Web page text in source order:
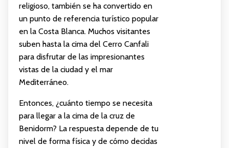
religioso, también se ha convertido en
un punto de referencia turístico popular
en la Costa Blanca. Muchos visitantes
suben hasta la cima del Cerro Canfali
para disfrutar de las impresionantes
vistas de la ciudad y el mar
Mediterráneo.
Entonces, ¿cuánto tiempo se necesita
para llegar a la cima de la cruz de
Benidorm? La respuesta depende de tu
nivel de forma física y de cómo decidas